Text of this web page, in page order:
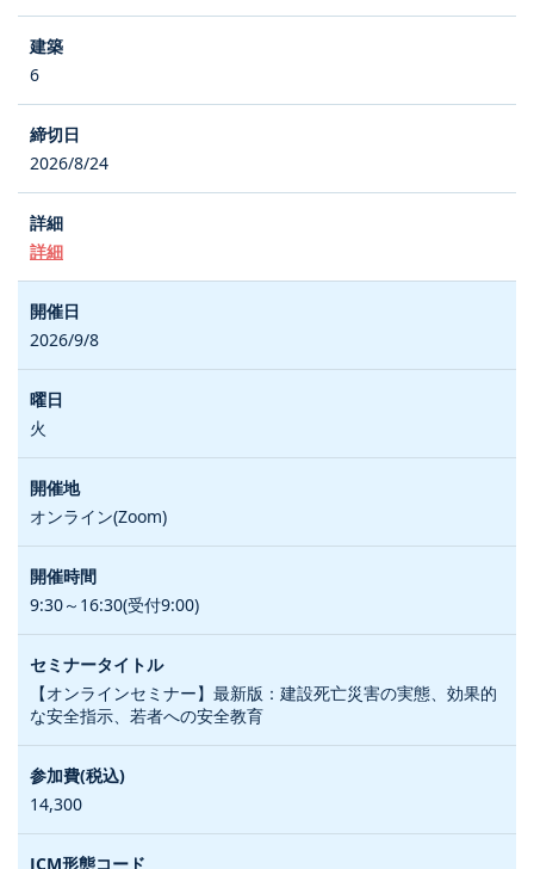
6
2026/8/24
詳細
2026/9/8
火
オンライン(Zoom)
9:30～16:30(受付9:00)
【オンラインセミナー】最新版：建設死亡災害の実態、効果的
な安全指示、若者への安全教育
14,300